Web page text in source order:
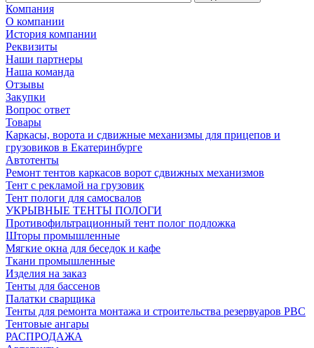
Компания
О компании
История компании
Реквизиты
Наши партнеры
Наша команда
Отзывы
Закупки
Вопрос ответ
Товары
Каркасы, ворота и сдвижные механизмы для прицепов и
грузовиков в Екатеринбурге
Автотенты
Ремонт тентов каркасов ворот сдвижных механизмов
Тент с рекламой на грузовик
Тент пологи для самосвалов
УКРЫВНЫЕ ТЕНТЫ ПОЛОГИ
Противофильтрационный тент полог подложка
Шторы промышленные
Мягкие окна для беседок и кафе
Ткани промышленные
Изделия на заказ
Тенты для бассенов
Палатки сварщика
Тенты для ремонта монтажа и строительства резервуаров РВС
Тентовые ангары
РАСПРОДАЖА